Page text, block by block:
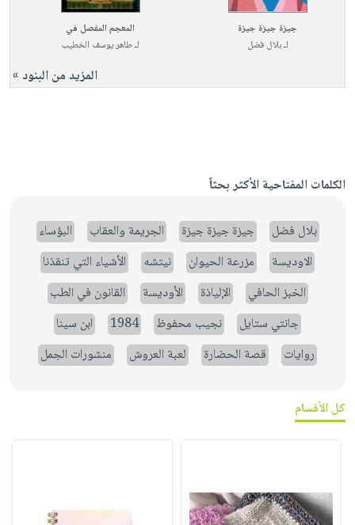
جيزة جيزة جيزة
لـبلال فضل
المعجم المفصل في
لـطاهر يوسف الخطيب
المزيد من البنود »
الكلمات المفتاحية الأكثر بحثاً
بلال فضل جيزة جيزة جيزة الجريمة والعقاب
البؤساء
الاوديسة
مزرعة الحيوان نيتشه
الأشياء التي تنقذنا
الخبز الحافي
الإلياذة الأوديسة
القانون في الطب
جانتي ستايل
نجيب محفوظ 1984
ابن سينا
روايات
قصة الحضارة لعبة العروش منشورات الجمل
كل الأقسام